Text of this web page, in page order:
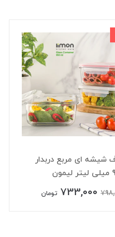
شیشه ای مربع دربدار
733,000 تومان